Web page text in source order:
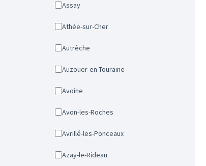
Assay
Athée-sur-Cher
Autrèche
Auzouer-en-Touraine
Avoine
Avon-les-Roches
Avrillé-les-Ponceaux
Azay-le-Rideau